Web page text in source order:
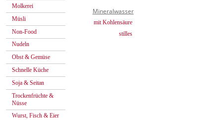
Molkerei
Müsli
Non-Food
Nudeln
Obst & Gemüse
Schnelle Küche
Soja & Seitan
Trockenfrüchte &
Nüsse
Wurst, Fisch & Eier
Mineralwasser
mit Kohlensäure
stilles